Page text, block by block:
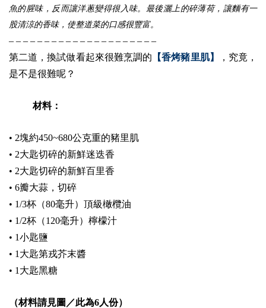
魚的腥味，反而讓洋蔥變得很入味。最後灑上的碎薄荷，讓麵有一
股清涼的香味，使整道菜的口感很豐富。
– – – – – – – – – – – – – – – – – – – – –
第二道，換試做看起來很難烹調的 【香烤豬里肌】
，究竟，
是不是很難呢？
材料：
• 2塊約450~680公克重的豬里肌
• 2大匙切碎的新鮮迷迭香
• 2大匙切碎的新鮮百里香
• 6瓣大蒜，切碎
• 1/3杯（80毫升）頂級橄欖油
• 1/2杯（120毫升）檸檬汁
• 1小匙鹽
• 1大匙第戎芥末醬
• 1大匙黑糖
（材料請見圖／此為6人份）